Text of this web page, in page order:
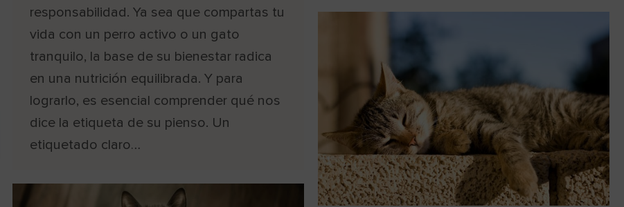
responsabilidad. Ya sea que compartas tu
vida con un perro activo o un gato
tranquilo, la base de su bienestar radica
en una nutrición equilibrada. Y para
lograrlo, es esencial comprender qué nos
dice la etiqueta de su pienso. Un
etiquetado claro…